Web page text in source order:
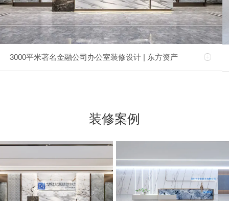
3000平米著名金融公司办公室装修设计 | 东方资产
装修案例